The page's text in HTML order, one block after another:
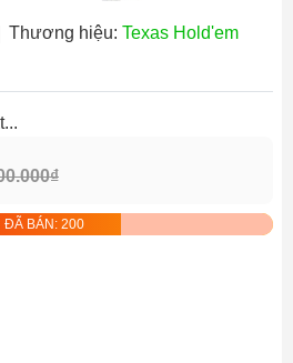
Thương hiệu: Texas Hold'em
ĐÃ BÁN: 200